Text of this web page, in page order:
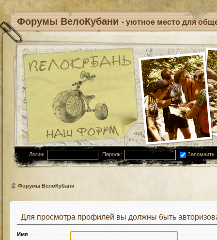
Форумы ВелоКубани - уютное место для
Логин: Пароль: Запомнить
Форумы ВелоКубани
Для просмотра профилей вы должны быть
Имя